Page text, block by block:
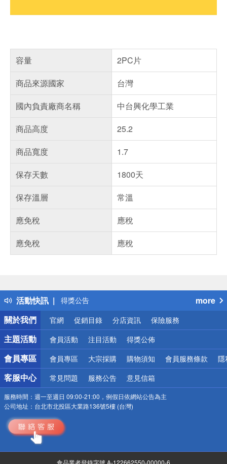
容量
2PC片
商品來源國家
台灣
國內負責廠商名稱
中台興化學工業
商品高度
25.2
商品寬度
1.7
保存天數
1800天
保存溫層
常溫
應免稅
應稅
應免稅
應稅
活動快訊
得獎公告
熱門話題
銀行優惠
偏遠地區配送
詐騙網頁！請小心！
more
關於我們
官網 促銷目錄 分店資訊 保險服務
主題活動 會員活動 注目活動 得獎公佈
會員專區 會員專區 大宗採購 購物須知 會員服務條款 隱
客服中心 常見問題 服務公告 意見信箱
服務時間： 週一至週日 09:00-21:00，例假日依網站公告為主
公司地址： 台北市北投區大業路136號5樓 (台灣)
食品業者登錄字號 A-122662550-00000-6